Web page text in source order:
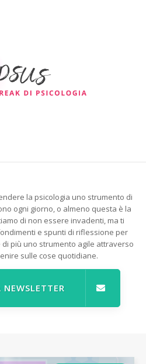
la psicologia uno strumento di
ogni giorno, o almeno questa è la
di non essere invadenti, ma ti
e spunti di riflessione per
più uno strumento agile attraverso
sulle cose quotidiane.